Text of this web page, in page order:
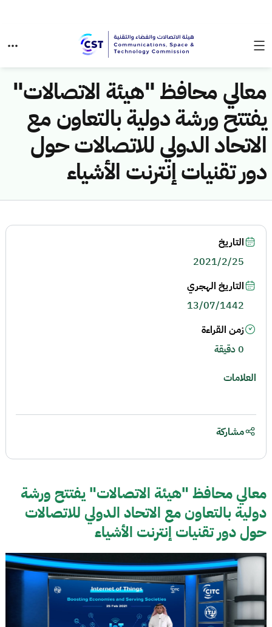
معالي محافظ "هيئة الاتصالات"
يفتتح ورشة دولية بالتعاون مع
الاتحاد الدولي للاتصالات حول
دور تقنيات إنترنت الأشياء
معالي محافظ "هيئة الاتصالات" يفتتح ورشة
دولية بالتعاون مع الاتحاد الدولي للاتصالات
حول دور تقنيات إنترنت الأشياء
التاريخ
2021/2/25
التاريخ الهجري
13/07/1442
زمن القراءة
0 دقيقة
العلامات
مشاركة